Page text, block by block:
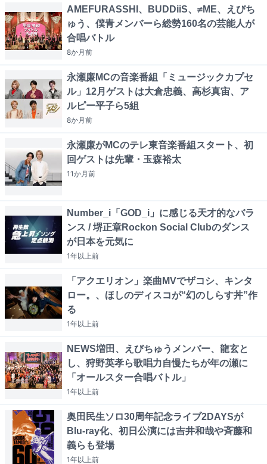
AMEFURASSHI、BUDDiiS、≠ME、えびち
ゅう、僕青メンバーら総勢160名の芸能人が
合唱バトル
8か月前
永瀬廉MCの音楽番組「ミュージックカプセ
ル」12月ゲストは大倉忠義、高杉真宙、ア
ルピー平子ら5組
8か月前
永瀬廉がMCのテレ東音楽番組スタート、初
回ゲストは先輩・玉森裕太
11か月前
Number_i「GOD_i」に感じる天才的なバラ
ンス / 堺正章Rockon Social Clubのダンス
が日本を元気に
1年以上前
「アクエリオン」楽曲MVでザコシ、キンタ
ロー。、ほしのディスコが“幻のしらす丼”作
る
1年以上前
NEWS増田、えびちゅうメンバー、龍玄と
し、狩野英孝ら歌唱力自慢たちが年の瀬に
「オールスター合唱バトル」
1年以上前
奥田民生ソロ30周年記念ライブ2DAYSが
Blu-ray化、初日公演には吉井和哉や斉藤和
義らも登場
1年以上前